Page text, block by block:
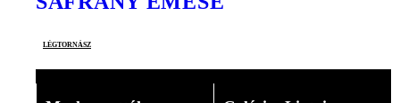
légtornász